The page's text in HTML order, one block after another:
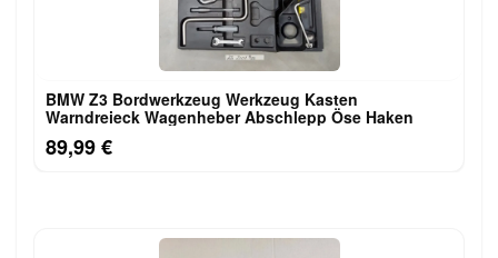
BMW Z3 Bordwerkzeug Werkzeug Kasten
Warndreieck Wagenheber Abschlepp Öse Haken
89,99 €